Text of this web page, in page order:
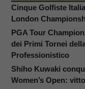
Cinque Golfiste
London
PGA Tour
dei Primi Tornei
Professionistico
Shiho Kuwaki
Women’s Open: